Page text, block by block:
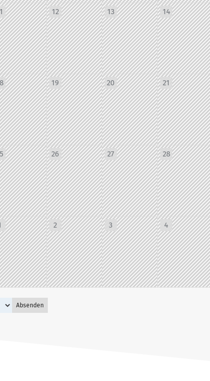
12 13 14
19 20 21
26 27 28
2 3 4
Absenden